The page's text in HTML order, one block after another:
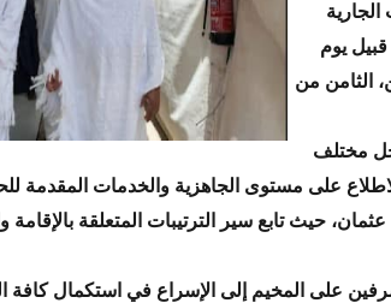
الجارية
يوم
الثامن من
مختلف
على مستوى الجاهزية والخدمات المقدمة
عثمان، حيث تابع سير الترتيبات المتعلقة
على المخيم إلى الإسراع في استكمال كافة